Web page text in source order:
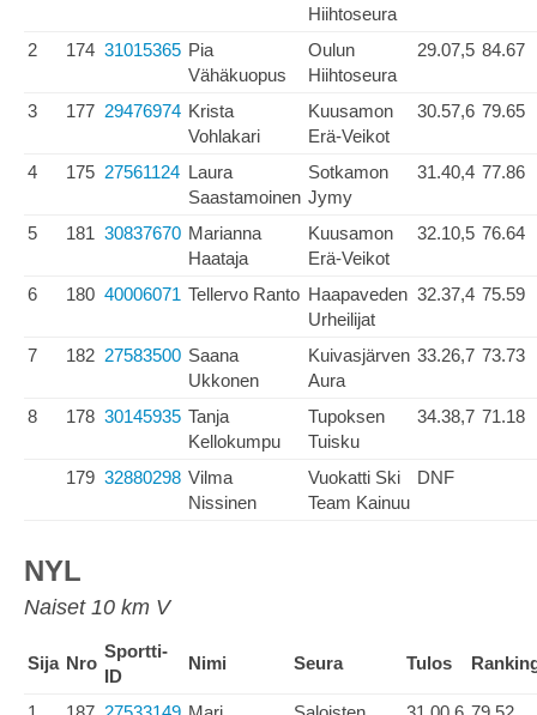
Hiihtoseura
2 174 31015365 Pia
Vähäkuopus
Oulun
Hiihtoseura
29.07,5 84.67
3 177 29476974 Krista
Vohlakari
Kuusamon
Erä-Veikot
30.57,6 79.65
4 175 27561124 Laura
Saastamoinen
Sotkamon
Jymy
31.40,4 77.86
5 181 30837670 Marianna
Haataja
Kuusamon
Erä-Veikot
32.10,5 76.64
6 180 40006071 Tellervo Ranto Haapaveden
Urheilijat
32.37,4 75.59
7 182 27583500 Saana
Ukkonen
Kuivasjärven
Aura
33.26,7 73.73
8 178 30145935 Tanja
Kellokumpu
Tupoksen
Tuisku
34.38,7 71.18
179 32880298 Vilma
Nissinen
Vuokatti Ski
Team Kainuu
DNF
NYL
Naiset 10 km V
Sija Nro
Sportti-
ID
Nimi Seura Tulos